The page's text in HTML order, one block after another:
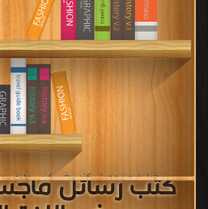
كتب الكتابة Writing